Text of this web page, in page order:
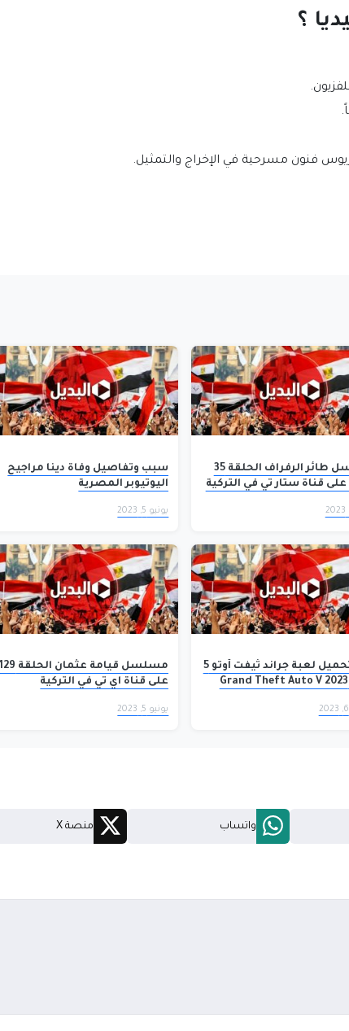
؟
فنون مسرحية في الإخراج والتمثيل.
مسلسل طائر الرفراف الحلقة 35
على قناة ستار تي في التركية
سبب وتفاصيل وفاة دينا مراجيح
اليوتيوبر المصرية
يونيو 5, 2023
رابط تحميل لعبة جراند ثيفت أوتو 5
مجاناً Grand Theft Auto V 2023
مسلسل قيامة عثمان الحلقة 129
على قناة اي تي في التركية
يونيو 5, 2023
واتساب منصة X